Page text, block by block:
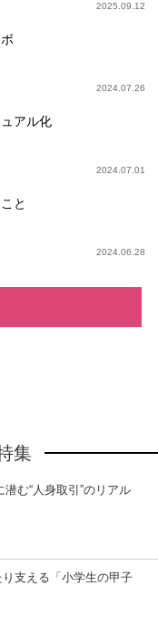
2025.09.12
2024.07.26
アル化
2024.07.01
と
2024.06.28
集
む“人身取引”のリアル
支える「小学生の甲子